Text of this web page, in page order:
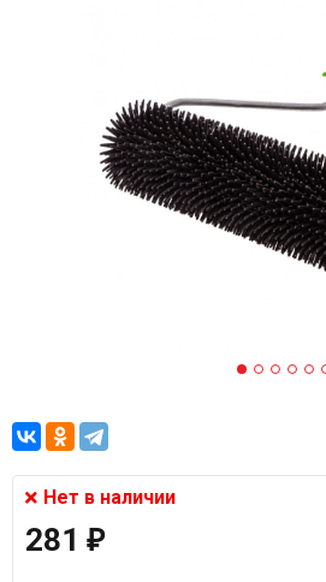
Нет в наличии
281 ₽